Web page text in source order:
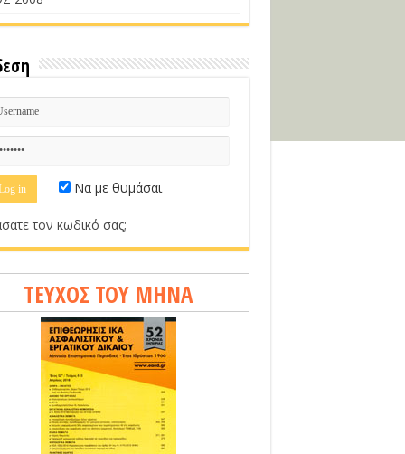
Να με θυμάσαι
τον κωδικό σας;
ΤΕΥΧΟΣ ΤΟΥ ΜΗΝΑ